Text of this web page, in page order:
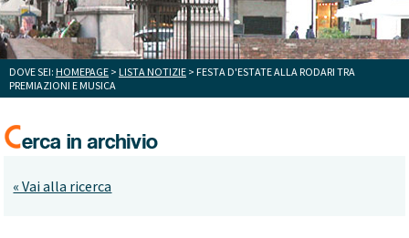
DOVE SEI: HOMEPAGE > LISTA NOTIZIE > FESTA D'ESTATE ALLA RODARI TRA
PREMIAZIONI E MUSICA
« Vai alla ricerca